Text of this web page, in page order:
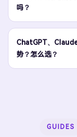
吗？
ChatGPT、
势？怎么选？
GUIDES